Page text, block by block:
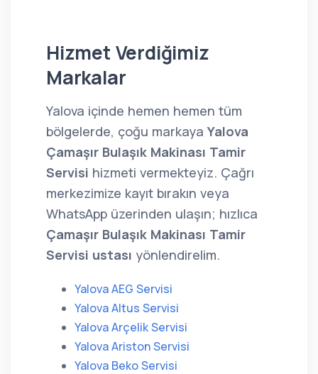
Hizmet Verdiğimiz
Markalar
Yalova içinde hemen hemen tüm
bölgelerde, çoğu markaya Yalova
Çamaşır Bulaşık Makinası Tamir
Servisi hizmeti vermekteyiz. Çağrı
merkezimize kayıt bırakın veya
WhatsApp üzerinden ulaşın; hızlıca
Çamaşır Bulaşık Makinası Tamir
Servisi ustası yönlendirelim.
Yalova AEG Servisi
Yalova Altus Servisi
Yalova Arçelik Servisi
Yalova Ariston Servisi
Yalova Beko Servisi